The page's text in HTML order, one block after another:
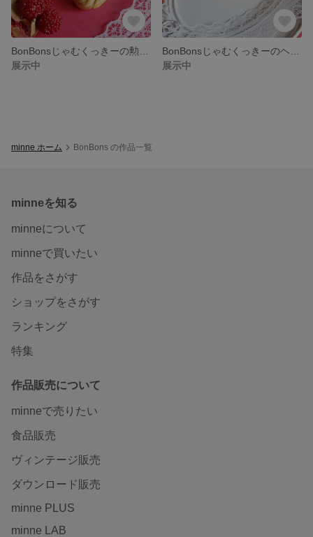
展示中
展示中
minne ホーム BonBons の作品一覧
minneを知る
minneについて
minneで買いたい
作品をさがす
ショップをさがす
ランキング
特集
作品販売について
minneで売りたい
食品販売
ヴィンテージ販売
ダウンロード販売
minne PLUS
minne LAB